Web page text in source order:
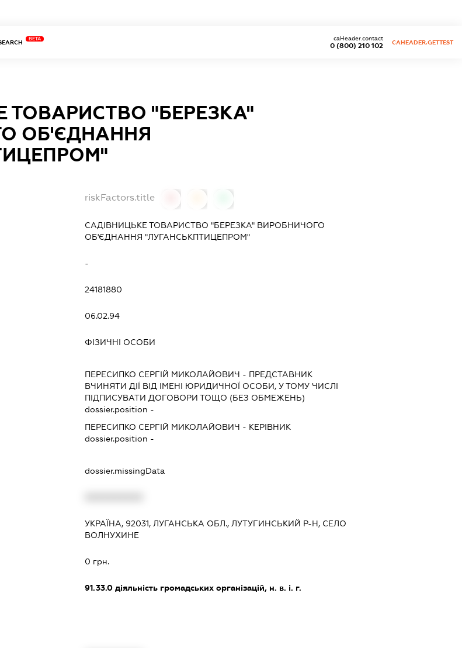
BETA
0 (800) 210 102
caHeader.contact
CAHEADER.GETTEST
ТОВАРИСТВО "БЕРЕЗКА"
ОБ'ЄДНАННЯ
riskFactors.title
САДІВНИЦЬКЕ ТОВАРИСТВО "БЕРЕЗКА" ВИРОБНИЧОГО
ОБ'ЄДНАННЯ "ЛУГАНСЬКПТИЦЕПРОМ"
-
24181880
06.02.94
ФІЗИЧНІ ОСОБИ
ПЕРЕСИПКО СЕРГІЙ МИКОЛАЙОВИЧ - ПРЕДСТАВНИК
ВЧИНЯТИ ДІЇ ВІД ІМЕНІ ЮРИДИЧНОЇ ОСОБИ, У ТОМУ ЧИСЛІ
ПІДПИСУВАТИ ДОГОВОРИ ТОЩО (БЕЗ ОБМЕЖЕНЬ)
dossier.position -
ПЕРЕСИПКО СЕРГІЙ МИКОЛАЙОВИЧ - КЕРІВНИК
dossier.position -
dossier.missingData
УКРАЇНА, 92031, ЛУГАНСЬКА ОБЛ., ЛУТУГИНСЬКИЙ Р-Н, СЕЛО
ВОЛНУХИНЕ
0 грн.
91.33.0діяльність громадських організацій, н. в. і. г.